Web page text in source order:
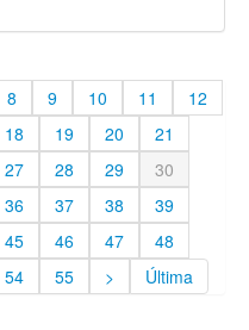
8 9 10 11
12
18 19 20
21
27 28 29
30
36 37 38
39
45 46 47
48
54 55 > Última